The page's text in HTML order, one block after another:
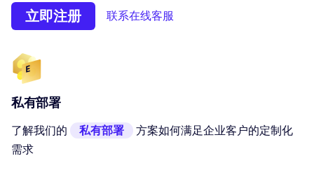
立即注册 联系在线客服
私有部署
了解我们的 私有部署
方案如何满足企业客户的定制化
需求